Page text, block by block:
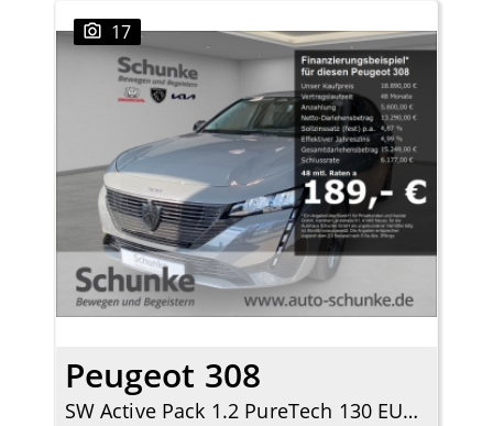
17
Peugeot 308
SW Active Pack 1.2 PureTech 130 EU6d Navi LED Apple CarPlay Android Auto 2-Zonen-Klimaautom